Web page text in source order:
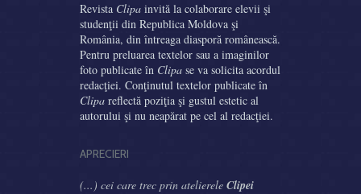
Revista Clipa invită la colaborare elevii şi
studenţii din Republica Moldova şi
România, din întreaga diasporă românească.
Pentru preluarea textelor sau a imaginilor
foto publicate în Clipa se va solicita acordul
redacţiei. Conţinutul textelor publicate în
Clipa reflectă poziţia şi gustul estetic al
autorului şi nu neapărat pe cel al redacţiei.
APRECIERI
(...) cei care trec prin atelierele Clipei